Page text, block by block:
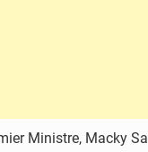
Ministre, Macky